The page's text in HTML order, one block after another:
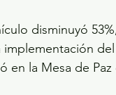
disminuyó
implementación
en la Mesa de